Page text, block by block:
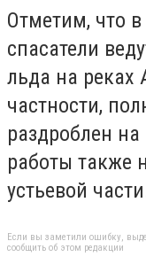
Отметим, что
спасатели
льда на реках
частности,
раздроблен
работы также
устьевой
Если вы заметили ошибку,
сообщить об этом редакции